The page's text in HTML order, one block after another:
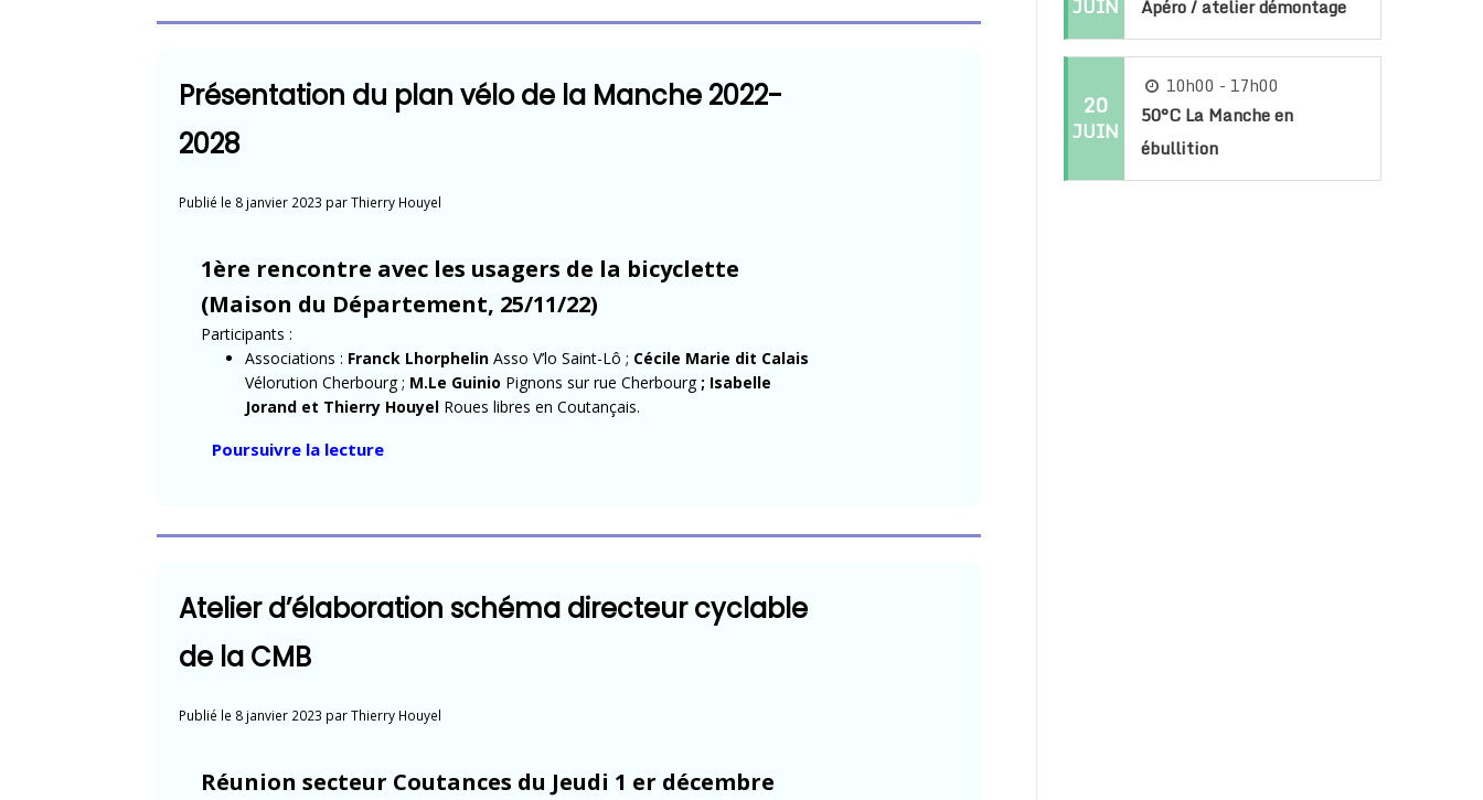
demain »
Présentation du plan vélo de la Manche 2022-
2028
Publié le 8 janvier 2023 parThierry Houyel
1ère rencontre avec les usagers de la bicyclette
(Maison du Département, 25/11/22)
Participants :
Associations : Franck Lhorphelin Asso V’lo Saint-Lô ; Cécile Marie dit Calais
Vélorution Cherbourg ; M.Le Guinio Pignons sur rue Cherbourg ; Isabelle
Jorand et Thierry Houyel Roues libres en Coutançais.
Poursuivre la lecture« Présentation
Manche
Atelier d’élaboration schéma directeur cyclable
de la CMB
Publié le 8 janvier 2023 parThierry Houyel
Réunion secteur Coutances du Jeudi 1 er décembre
JUIN Apéro / atelier démontage
20
JUIN
10h00 - 17h00
50°C La Manche en
ébullition